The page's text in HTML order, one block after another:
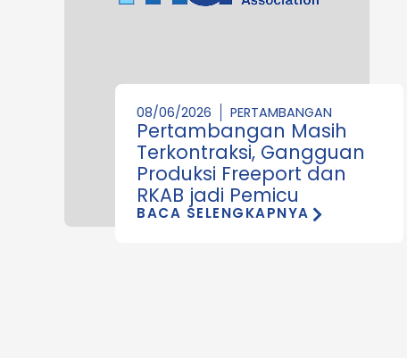
08/06/2026 PERTAMBANGAN
Pertambangan Masih
Terkontraksi, Gangguan
Produksi Freeport dan
RKAB jadi Pemicu
BACA SELENGKAPNYA